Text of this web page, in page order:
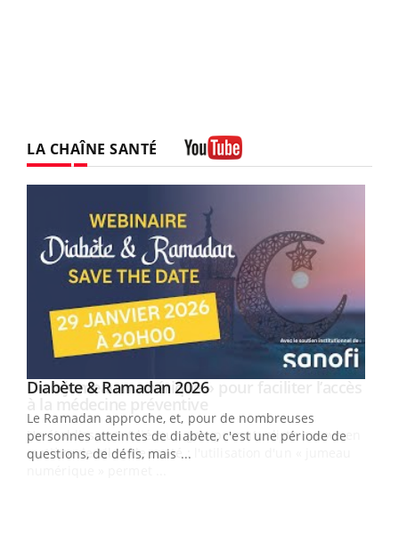
LA CHAÎNE SANTÉ
Youtube
Diabète & Ramadan 2026Youtube
Le Ramadan approche, et, pour de nombreuses
personnes atteintes de diabète, c'est une période de
questions, de défis, mais ...
Youtube
Un « jumeau numérique » pour faciliter l’accès
Un établissement lié à un groupe mutualiste innove en
matière de bilan de santé : l'utilisation d'un « jumeau